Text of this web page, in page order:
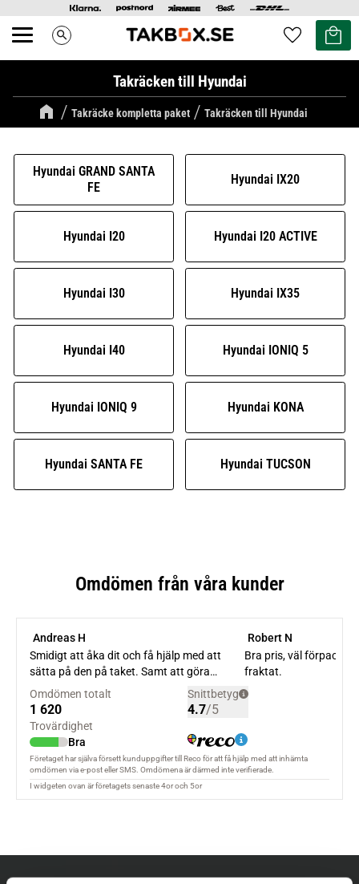
Meny search Favoriter
Kundvagn
Takräcken till Hyundai
Takräcke kompletta paket Takräcken till Hyundai
Hyundai GRAND SANTA
FE
Hyundai IX20
Hyundai I20 Hyundai I20 ACTIVE
Hyundai I30 Hyundai IX35
Hyundai I40 Hyundai IONIQ 5
Hyundai IONIQ 9 Hyundai KONA
Hyundai SANTA FE Hyundai TUCSON